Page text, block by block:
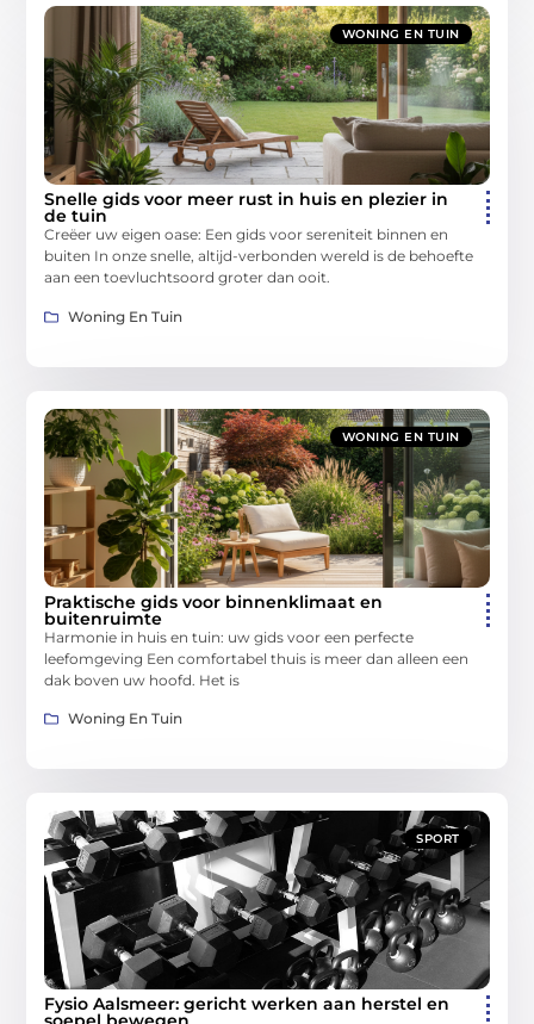
WONING EN TUIN
Snelle gids voor meer rust in huis en plezier in
de tuin
Creëer uw eigen oase: Een gids voor sereniteit binnen en
buiten In onze snelle, altijd-verbonden wereld is de behoefte
aan een toevluchtsoord groter dan ooit.
Woning En Tuin
WONING EN TUIN
Praktische gids voor binnenklimaat en
buitenruimte
Harmonie in huis en tuin: uw gids voor een perfecte
leefomgeving Een comfortabel thuis is meer dan alleen een
dak boven uw hoofd. Het is
Woning En Tuin
SPORT
Fysio Aalsmeer: gericht werken aan herstel en